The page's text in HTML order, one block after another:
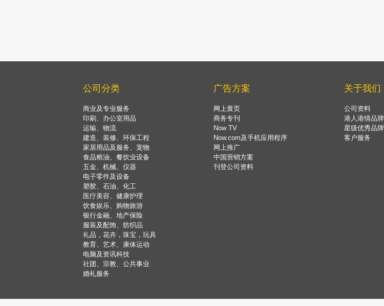
公司分类
商业及专业服务
印刷、办公室用品
运输、物流
建造、装修、环保工程
家居用品及服务、宠物
食品粮油、餐饮业设备
五金、机械、仪器
电子零件及设备
塑胶、石油、化工
医疗美容、健康护理
饮食娱乐、购物旅游
银行金融、地产保险
服装及配饰、纺织品
礼品，花卉，珠宝，玩具
教育、艺术、康体运动
电脑及资讯科技
社团、宗教、公共事业
婚礼服务
广告方案
网上黄页
商务专刊
Now TV
Now.com及手机应用程序
网上推广
中国营销方案
刊登公司资料
关于我们
公司资料
港人港情品
星级优秀品
客户服务